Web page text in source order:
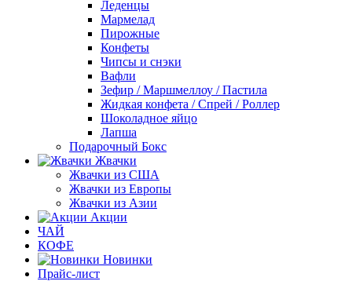
Леденцы
Мармелад
Пирожные
Конфеты
Чипсы и снэки
Вафли
Зефир / Маршмеллоу / Пастила
Жидкая конфета / Спрей / Роллер
Шоколадное яйцо
Лапша
Подарочный Бокс
Жвачки
Жвачки из США
Жвачки из Европы
Жвачки из Азии
Акции
ЧАЙ
КОФЕ
Новинки
Прайс-лист